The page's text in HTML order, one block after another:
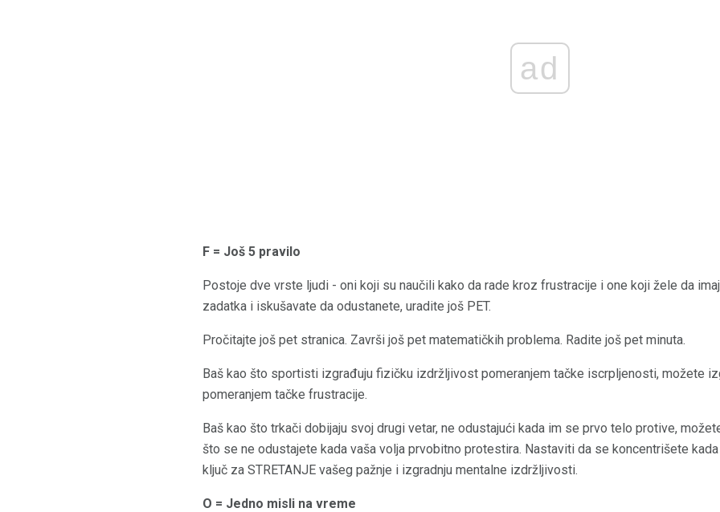
ad
F = Još 5 pravilo
Postoje dve vrste ljudi - oni koji su naučili kako da rade kroz frustracije i one koji žele da
zadatka i iskušavate da odustanete, uradite još PET.
Pročitajte još pet stranica. Završi još pet matematičkih problema. Radite još pet minuta.
Baš kao što sportisti izgrađuju fizičku izdržljivost pomeranjem tačke iscrpljenosti, možete
pomeranjem tačke frustracije.
Baš kao što trkači dobijaju svoj drugi vetar, ne odustajući kada im se prvo telo protive,
što se ne odustajete kada vaša volja prvobitno protestira. Nastaviti da se koncentrišete
ključ za STRETANJE vašeg pažnje i izgradnju mentalne izdržljivosti.
O = Jedno misli na vreme